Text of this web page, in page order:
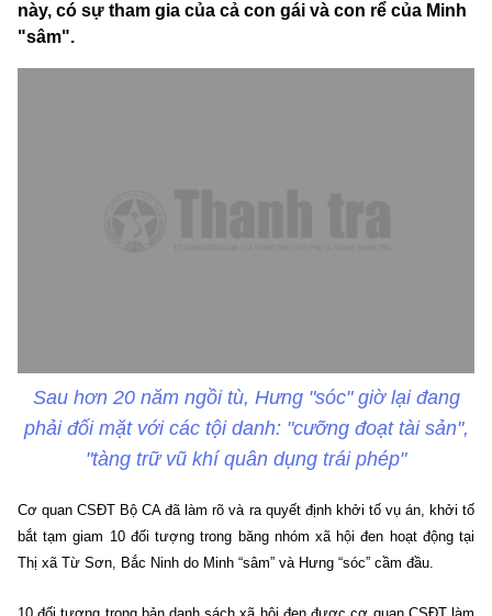
này, có sự tham gia của cả con gái và con rể của Minh
"sâm".
Sau hơn 20 năm ngồi tù, Hưng "sóc" giờ lại đang
phải đối mặt với các tội danh: "cưỡng đoạt tài sản",
"tàng trữ vũ khí quân dụng trái phép"
Cơ quan CSĐT Bộ CA đã làm rõ và ra quyết định khởi tố vụ án, khởi tố
bắt tạm giam 10 đối tượng trong băng nhóm xã hội đen hoạt động tại
Thị xã Từ Sơn, Bắc Ninh do Minh “sâm” và Hưng “sóc” cầm đầu.
10 đối tượng trong bản danh sách xã hội đen được cơ quan CSĐT làm